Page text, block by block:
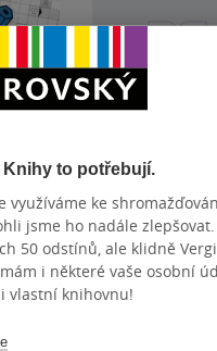
Čachtic
Jan Beer
0.0
z
5
hvězdiček
měkká vazba
to potřebují.
ke
jsme ho nadále zlepšovat.
50 odstínů, ale klidně
i některé vaše osobní
vlastní knihovnu!